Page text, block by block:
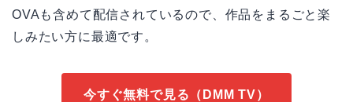
OVAも含めて配信されているので、作品をまるごと楽
しみたい方に最適です。
今すぐ無料で見る（DMM TV）